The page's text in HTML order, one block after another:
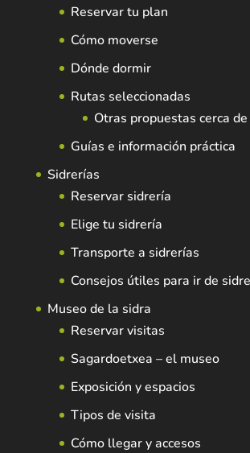
Reservar tu plan
Cómo moverse
Dónde dormir
Rutas seleccionadas
Otras propuestas cerca
Guías e información práctica
Sidrerías
Reservar sidrería
Elige tu sidrería
Transporte a sidrerías
Consejos útiles para ir de
Museo de la sidra
Reservar visitas
Sagardoetxea – el museo
Exposición y espacios
Tipos de visita
Cómo llegar y accesos